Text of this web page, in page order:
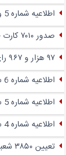
اطلاعیه شماره 5 وزارت کشور
صدور ۷۰۱۰ کارت حضور برای نمایندگان نامزدها در شعب اخذ رای تهران
۹۷ هزار و ۹۶۷ رای از ایرانیان خارج از کشور در مرحله اول انتخابات اخذ شد
اطلاعیه شماره 6 ستاد انتخابات وزارت کشور اعلام شد
اطلاعیه شماره 5 ستاد انتخابات وزارت کشور اعلام شد
اطلاعیه شماره 4 ستاد انتخابات وزارت کشور اعلام شد
تعیین ۳۸۵۰ شعبه اخذ رای انتخابات ریاست جمهوری در پایتخت